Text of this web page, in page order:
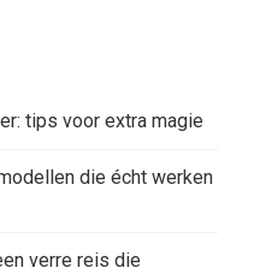
tips voor extra magie
die écht werken
verre reis die